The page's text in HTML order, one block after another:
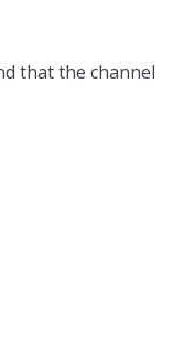
that the channel